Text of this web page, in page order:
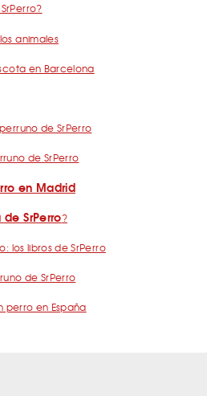
animales
en Barcelona
de SrPerro
de SrPerro
en Madrid
SrPerro?
los libros de SrPerro
de SrPerro
perro en España